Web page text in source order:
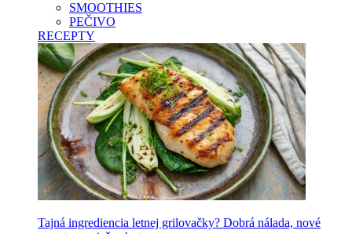
SMOOTHIES
PEČIVO
RECEPTY
Tajná ingrediencia letnej grilovačky? Dobrá nálada, nové